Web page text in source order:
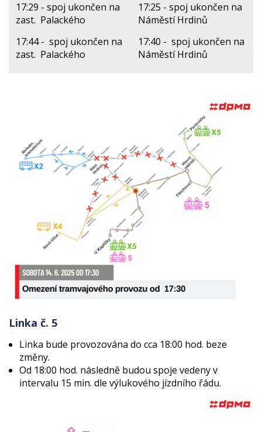
17:29 - spoj ukončen na
zast. Palackého
17:44 - spoj ukončen na
zast. Palackého
17:25 - spoj ukončen na
Náměstí Hrdinů
17:40 - spoj ukončen na
Náměstí Hrdinů
Linka č. 5
Linka bude provozována do cca 18:00 hod. beze
změny.
Od 18:00 hod. následně budou spoje vedeny v
intervalu 15 min. dle výlukového jízdního řádu.